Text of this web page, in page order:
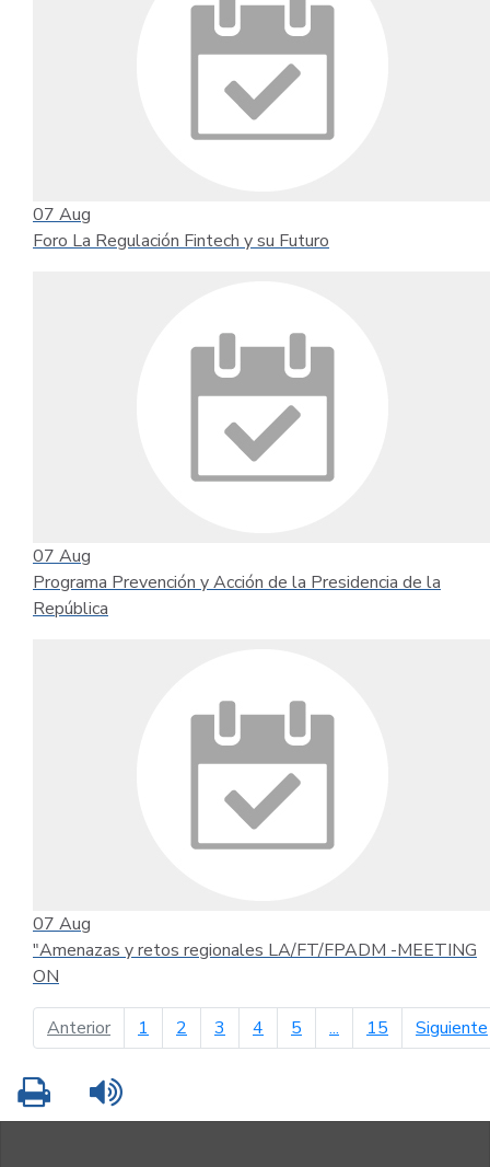
07 Aug
Foro La Regulación Fintech y su Futuro
07 Aug
Programa Prevención y Acción de la Presidencia de la
República
07 Aug
"Amenazas y retos regionales LA/FT/FPADM -MEETING
ON
Anteriorpágina anterior
1 2 3 4 5 ... 15 Siguiente
Imprimir